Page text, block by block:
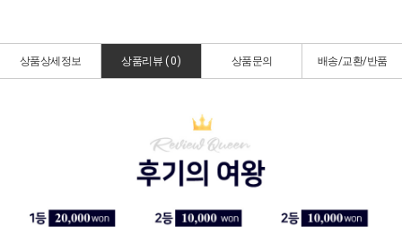
상품상세정보 상품리뷰 ( 0) 상품문의 배송/교환/반품